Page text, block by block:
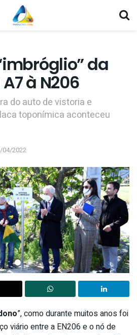
da
à N206
do auto de vistoria e
toponímica aconteceu
04/2022
”, como durante muitos anos foi
viário entre a EN206 e o nó de